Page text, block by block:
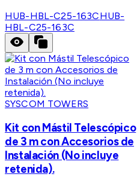
HUB-HBL-C25-163CHUB-
HBL-C25-163C
SYSCOM TOWERS
Kit con Mástil Telescópico
de 3 m con Accesorios de
Instalación (No incluye
retenida).